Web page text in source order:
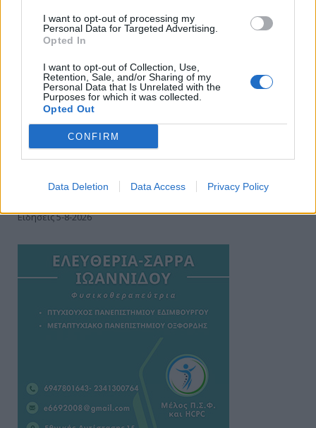
I want to opt-out of processing my
Personal Data for Targeted Advertising.
Opted In
I want to opt-out of Collection, Use,
Retention, Sale, and/or Sharing of my
Personal Data that Is Unrelated with the
Purposes for which it was collected.
Opted Out
CONFIRM
Data Deletion Data Access Privacy Policy
Ειδήσεις 5-8-2026